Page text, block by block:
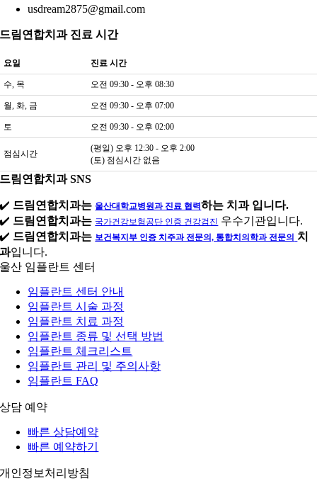
usdream2875@gmail.com
드림연합치과 진료 시간
요일 진료 시간
수, 목 오전 09:30 - 오후 08:30
월, 화, 금 오전 09:30 - 오후 07:00
토 오전 09:30 - 오후 02:00
점심시간
(평일) 오후 12:30 - 오후 2:00
(토) 점심시간 없음
드림연합치과 SNS
✔️ 드림연합치과는 울산대학교병원과 진료 협력하는 치과 입니다.
✔️ 드림연합치과는 국가건강보험공단 인증 건강검진 우수기관입니다.
✔️ 드림연합치과는 보건복지부 인증 치주과 전문의, 통합치의학과 전문의 치
과입니다.
울산 임플란트 센터
임플란트 센터 안내
임플란트 시술 과정
임플란트 치료 과정
임플란트 종류 및 선택 방법
임플란트 체크리스트
임플란트 관리 및 주의사항
임플란트 FAQ
상담 예약
빠른 상담예약
빠른 예약하기
개인정보처리방침